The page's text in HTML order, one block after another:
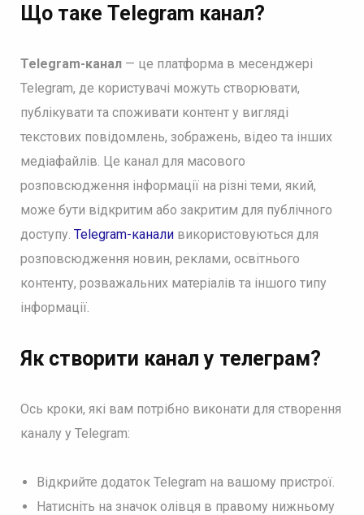
Що таке Telegram канал?
Telegram-канал— це платформа в месенджері
Telegram, де користувачі можуть створювати,
публікувати та споживати контент у вигляді
текстових повідомлень, зображень, відео та інших
медіафайлів. Це канал для масового
розповсюдження інформації на різні теми, який,
може бути відкритим або закритим для публічного
доступу. Telegram-каналивикористовуються для
розповсюдження новин, реклами, освітнього
контенту, розважальних матеріалів та іншого типу
інформації.
Як створити канал у телеграм?
Ось кроки, які вам потрібно виконати для створення
каналу у Telegram:
Відкрийте додаток Telegram на вашому пристрої.
Натисніть на значок олівця в правому нижньому